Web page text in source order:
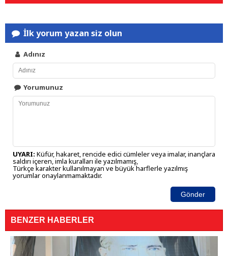
İlk yorum yazan siz olun
Adınız
Yorumunuz
UYARI: Küfür, hakaret, rencide edici cümleler veya imalar, inançlara
saldırı içeren, imla kuralları ile yazılmamış,
Türkçe karakter kullanılmayan ve büyük harflerle yazılmış
yorumlar onaylanmamaktadır.
Gönder
BENZER HABERLER